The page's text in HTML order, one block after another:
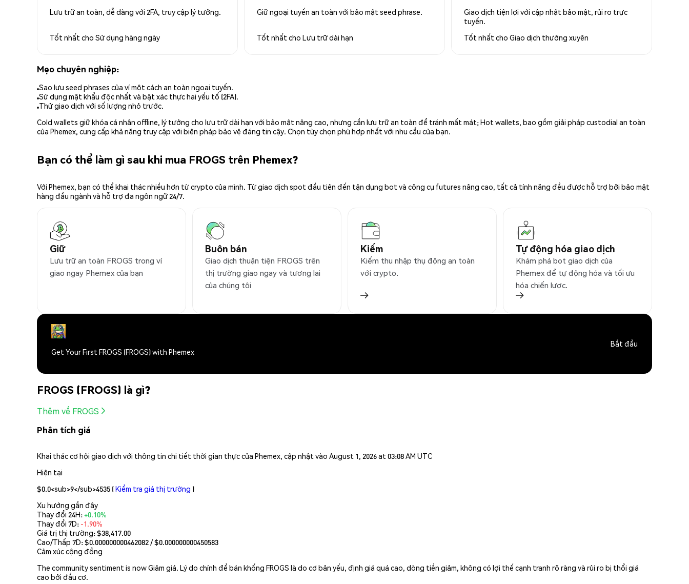
Lưu trữ an toàn, dễ dàng với 2FA, truy cập lý tưởng.
Tốt nhất cho Sử dụng hàng ngày
Giữ ngoại tuyến an toàn với bảo mật seed phrase.
Tốt nhất cho Lưu trữ dài hạn
Giao dịch tiện lợi với cập nhật bảo mật, rủi ro trực
tuyến.
Tốt nhất cho Giao dịch thường xuyên
Mẹo chuyên nghiệp:
Sao lưu seed phrases của ví một cách an toàn ngoại tuyến.
Sử dụng mật khẩu độc nhất và bật xác thực hai yếu tố (2FA).
Thử giao dịch với số lượng nhỏ trước.
Cold wallets giữ khóa cá nhân offline, lý tưởng cho lưu trữ dài hạn với bảo mật nâng cao, nhưng cần lưu trữ an toàn để tránh mất mát; Hot wallets, bao gồm giải pháp custodial an toàn
của Phemex, cung cấp khả năng truy cập với biện pháp bảo vệ đáng tin cậy. Chọn tùy chọn phù hợp nhất với nhu cầu của bạn.
Bạn có thể làm gì sau khi mua FROGS trên Phemex?
Với Phemex, bạn có thể khai thác nhiều hơn từ crypto của mình. Từ giao dịch spot đầu tiên đến tận dụng bot và công cụ futures nâng cao, tất cả tính năng đều được hỗ trợ bởi bảo mật
hàng đầu ngành và hỗ trợ đa ngôn ngữ 24/7.
Giữ
Lưu trữ an toàn FROGS trong ví
giao ngay Phemex của bạn
Buôn bán
Giao dịch thuận tiện FROGS trên
thị trường giao ngay và tương lai
của chúng tôi
Kiếm
Kiếm thu nhập thụ động an toàn
với crypto.
Tự động hóa giao dịch
Khám phá bot giao dịch của
Phemex để tự động hóa và tối ưu
hóa chiến lược.
Get Your First FROGS (FROGS) with Phemex
Bắt đầu
FROGS (FROGS) là gì?
Thêm về FROGS
Phân tích giá
Khai thác cơ hội giao dịch với thông tin chi tiết thời gian thực của Phemex, cập nhật vào August 1, 2026 at 03:08 AM UTC
Hiện tại
$0.0<sub>9</sub>4535 (Kiểm tra giá thị trường )
Xu hướng gần đây
Thay đổi 24H:+0.10%
Thay đổi 7D: -1.90%
Giá trị thị trường:$38,417.00
Cao/Thấp 7D: $0.000000000462082 / $0.000000000450583
Cảm xúc cộng đồng
The community sentiment is now Giảm giá. Lý do chính để bán khống FROGS là do cơ bản yếu, định giá quá cao, dòng tiền giảm, không có lợi thế cạnh tranh rõ ràng và rủi ro bị thổi giá
cao bởi đầu cơ.